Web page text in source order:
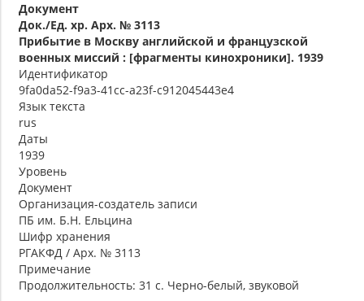
Документ
Док./Ед. хр. Арх. № 3113
Прибытие в Москву английской и французской
военных миссий : [фрагменты кинохроники]. 1939
Идентификатор
9fa0da52-f9a3-41cc-a23f-c912045443e4
Язык текста
rus
Даты
1939
Уровень
Документ
Организация-создатель записи
ПБ им. Б.Н. Ельцина
Шифр хранения
РГАКФД / Арх. № 3113
Примечание
Продолжительность: 31 с. Черно-белый, звуковой